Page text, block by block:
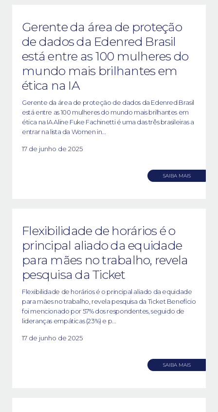
Gerente da área de proteção
de dados da Edenred Brasil
está entre as 100 mulheres do
mundo mais brilhantes em
ética na IA
Gerente da área de proteção de dados da Edenred Brasil
está entre as 100 mulheres do mundo mais brilhantes em
ética na IA Aline Fuke Fachinetti é uma das três brasileiras a
entrar na lista da Women in...
17 de junho de 2025
SAIBA MAIS
Flexibilidade de horários é o
principal aliado da equidade
para mães no trabalho, revela
pesquisa da Ticket
Flexibilidade de horários é o principal aliado da equidade
para mães no trabalho, revela pesquisa da Ticket Benefício
foi mencionado por 57% dos respondentes, seguido de
lideranças empáticas (23%) e p...
17 de junho de 2025
SAIBA MAIS